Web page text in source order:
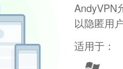
AndyVPN
以隐匿用
适用于：